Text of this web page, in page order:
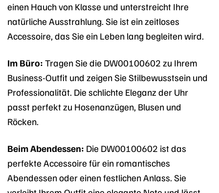
einen Hauch von Klasse und unterstreicht Ihre
natürliche Ausstrahlung. Sie ist ein zeitloses
Accessoire, das Sie ein Leben lang begleiten wird.
Im Büro: Tragen Sie die DW00100602 zu Ihrem
Business-Outfit und zeigen Sie Stilbewusstsein und
Professionalität. Die schlichte Eleganz der Uhr
passt perfekt zu Hosenanzügen, Blusen und
Röcken.
Beim Abendessen: Die DW00100602 ist das
perfekte Accessoire für ein romantisches
Abendessen oder einen festlichen Anlass. Sie